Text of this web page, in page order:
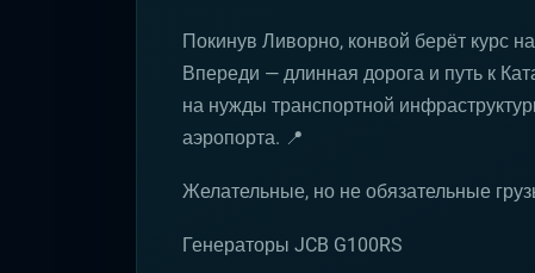
Покинув Ливорно, конвой берёт курс
Впереди — длинная дорога и путь к
на нужды транспортной
аэропорта. 📍
Желательные, но не обязательные
Генераторы JCB G100RS